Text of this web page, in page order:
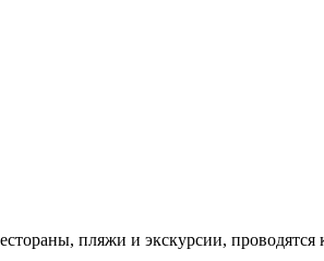
пляжи и экскурсии,